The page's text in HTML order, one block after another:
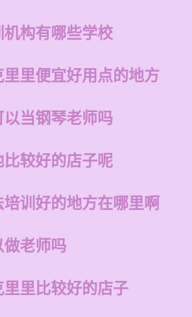
构有哪些学校
里便宜好用点的地方
当钢琴老师吗
较好的店子呢
训好的地方在哪里啊
做老师吗
里比较好的店子